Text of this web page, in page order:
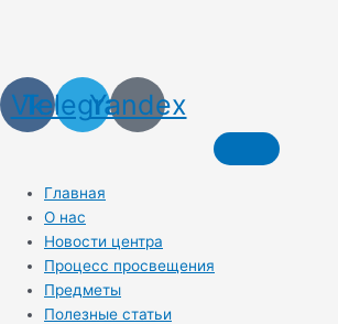
Vk
Telegram
Yandex
Главная
О нас
Новости центра
Процесс просвещения
Предметы
Полезные статьи